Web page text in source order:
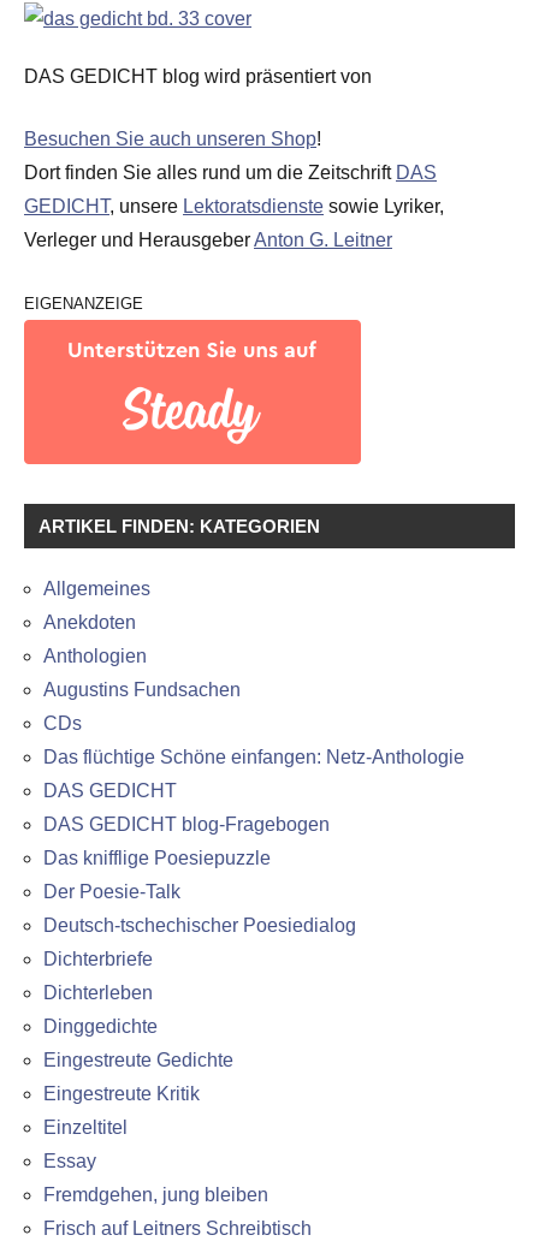
DAS GEDICHT blog wird präsentiert von
Besuchen Sie auch unseren Shop!
Dort finden Sie alles rund um die Zeitschrift DAS
GEDICHT, unsere Lektoratsdienste sowie Lyriker,
Verleger und HerausgeberAnton G. Leitner
EIGENANZEIGE
ARTIKEL FINDEN: KATEGORIEN
Allgemeines
Anekdoten
Anthologien
Augustins Fundsachen
CDs
Das flüchtige Schöne einfangen: Netz-Anthologie
DAS GEDICHT
DAS GEDICHT blog-Fragebogen
Das knifflige Poesiepuzzle
Der Poesie-Talk
Deutsch-tschechischer Poesiedialog
Dichterbriefe
Dichterleben
Dinggedichte
Eingestreute Gedichte
Eingestreute Kritik
Einzeltitel
Essay
Fremdgehen, jung bleiben
Frisch auf Leitners Schreibtisch